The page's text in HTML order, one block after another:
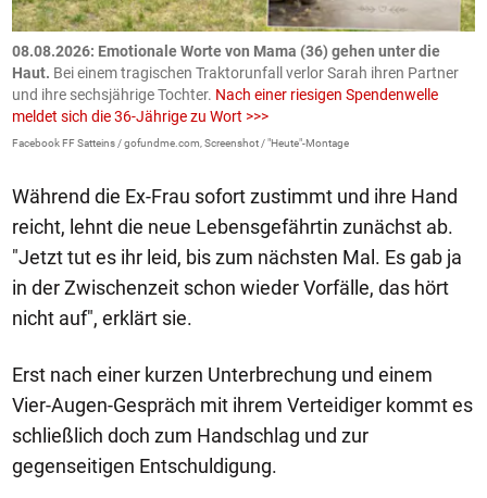
08.08.2026: Emotionale Worte von Mama (36) gehen unter die
Haut. Bei einem tragischen Traktorunfall verlor Sarah ihren Partner
und ihre sechsjährige Tochter. Nach einer riesigen Spendenwelle
meldet sich die 36-Jährige zu Wort >>>
Facebook FF Satteins / gofundme.com, Screenshot / "Heute"-Montage
Während die Ex-Frau sofort zustimmt und ihre Hand
reicht, lehnt die neue Lebensgefährtin zunächst ab.
"Jetzt tut es ihr leid, bis zum nächsten Mal. Es gab ja
in der Zwischenzeit schon wieder Vorfälle, das hört
nicht auf", erklärt sie.
Erst nach einer kurzen Unterbrechung und einem
Vier-Augen-Gespräch mit ihrem Verteidiger kommt es
schließlich doch zum Handschlag und zur
gegenseitigen Entschuldigung.